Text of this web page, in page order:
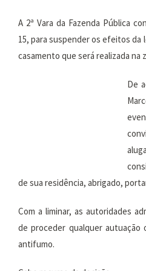
A 2ª Vara da Fazenda Pública
15, para suspender os efeitos
casamento que será realizada na
De
de sua residência, abrigado,
Com a liminar, as autoridades
de proceder qualquer autuação
antifumo.